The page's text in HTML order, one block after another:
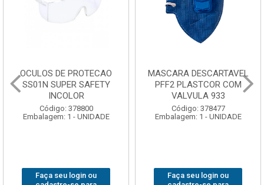
OCULOS DE PROTECAO
SS01N SUPER SAFETY
INCOLOR
Código: 378800
Embalagem: 1 - UNIDADE
Faça seu login ou
MASCARA DESCARTAVEL
PFF2 PLASTCOR COM
VALVULA 933
Código: 378477
Embalagem: 1 - UNIDADE
Faça seu login ou